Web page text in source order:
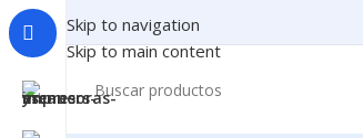
Skip to navigation
Skip to main content